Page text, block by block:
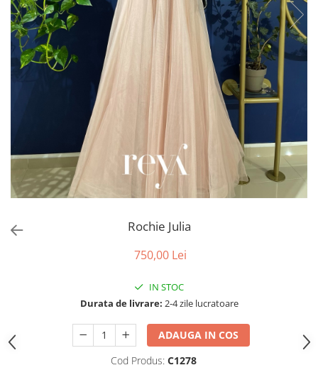
Rochie Julia
750,00 Lei
IN STOC
Durata de livrare: 2-4 zile lucratoare
ADAUGA IN COS
Cod Produs: C1278